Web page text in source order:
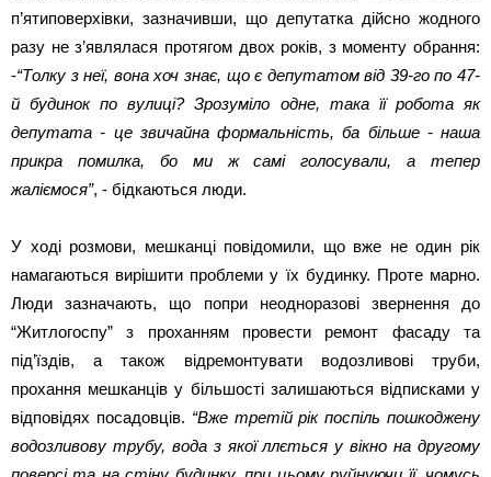
п’ятиповерхівки, зазначивши, що депутатка дійсно жодного
разу не з’являлася протягом двох років, з моменту обрання:
-“Толку з неї, вона хоч знає, що є депутатом від 39-го по 47-
й будинок по вулиці? Зрозуміло одне, така її робота як
депутата - це звичайна формальність, ба більше - наша
прикра помилка, бо ми ж самі голосували, а тепер
жаліємося”, - бідкаються люди.
У ході розмови, мешканці повідомили, що вже не один рік
намагаються вирішити проблеми у їх будинку. Проте марно.
Люди зазначають, що попри неодноразові звернення до
“Житлогоспу” з проханням провести ремонт фасаду та
під’їздів, а також відремонтувати водозливові труби,
прохання мешканців у більшості залишаються відписками у
відповідях посадовців. “Вже третій рік поспіль пошкоджену
водозливову трубу, вода з якої ллється у вікно на другому